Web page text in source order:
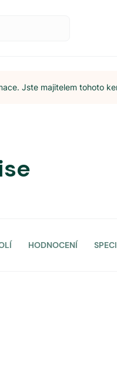
Jste majitelem tohoto
HODNOCENÍ